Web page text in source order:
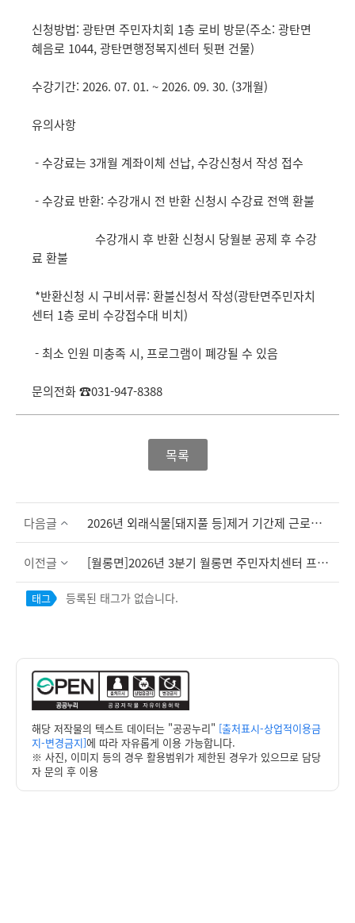
신청방법: 광탄면 주민자치회 1층 로비 방문(주소: 광탄면
혜음로 1044, 광탄면행정복지센터 뒷편 건물)
수강기간: 2026. 07. 01. ~ 2026. 09. 30. (3개월)
유의사항
- 수강료는 3개월 계좌이체 선납, 수강신청서 작성 접수
- 수강료 반환: 수강개시 전 반환 신청시 수강료 전액 환불
수강개시 후 반환 신청시 당월분 공제 후 수강
료 환불
*반환신청 시 구비서류: 환불신청서 작성(광탄면주민자치
센터 1층 로비 수강접수대 비치)
- 최소 인원 미충족 시, 프로그램이 폐강될 수 있음
문의전화 ☎031-947-8388
목록
다음글 2026년 외래식물[돼지풀 등]제거 기간제 근로자 최종 합격자 공고
이전글 [월롱면]2026년 3분기 월롱면 주민자치센터 프로그램 수강생 모집 안내
태그 등록된 태그가 없습니다.
해당 저작물의 텍스트 데이터는 "공공누리" [출처표시-상업적이용금
지-변경금지]에 따라 자유롭게 이용 가능합니다.
※ 사진, 이미지 등의 경우 활용범위가 제한된 경우가 있으므로 담당
자 문의 후 이용